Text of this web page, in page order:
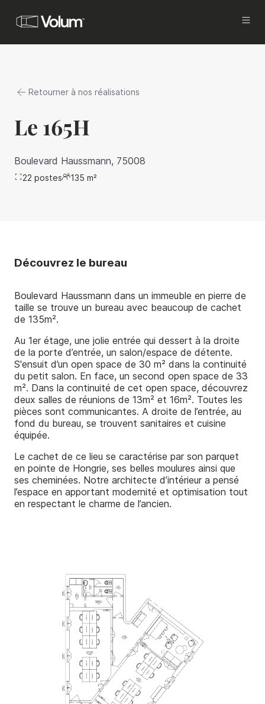
vous cherchez à commercialiser
et mettre en gestion vos actifs, tout en
Locataires
Nos outils
Retourner à nos réalisations
Le 165H
Boulevard Haussmann, 75008
22 postes 135 m²
Découvrez le bureau
Boulevard Haussmann dans un immeuble en pierre de
taille se trouve un bureau avec beaucoup de cachet
de 135m².
Au 1er étage, une jolie entrée qui dessert à la droite
de la porte d’entrée, un salon/espace de détente.
S'ensuit d’un open space de 30 m² dans la continuité
du petit salon. En face, un second open space de 33
m². Dans la continuité de cet open space, découvrez
deux salles de réunions de 13m² et 16m². Toutes les
pièces sont communicantes. A droite de l’entrée, au
fond du bureau, se trouvent sanitaires et cuisine
équipée.
Le cachet de ce lieu se caractérise par son parquet
en pointe de Hongrie, ses belles moulures ainsi que
ses cheminées. Notre architecte d’intérieur a pensé
l’espace en apportant modernité et optimisation tout
en respectant le charme de l’ancien.